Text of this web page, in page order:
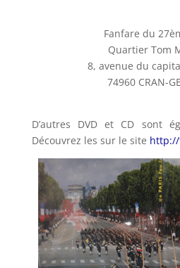
Fanfare du
Quartier Tom
8, avenue du
74960 CRAN-
D’autres DVD et CD sont
Découvrez les sur le site